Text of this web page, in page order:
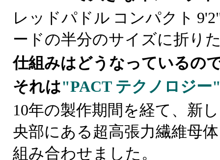
レッドパドル コンパクト
ードの半分のサイズに折り
仕組みはどうなっているの
それは"PACT テクノロジー
10年の製作期間を経て、新
央部にある超高張力繊維母
組み合わせました。